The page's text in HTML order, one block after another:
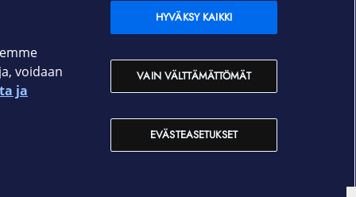
voidaan
ja
EVÄSTEASETUKSET
VAIN VÄLTTÄMÄTTÖMÄT
HYVÄKSY KAIKKI